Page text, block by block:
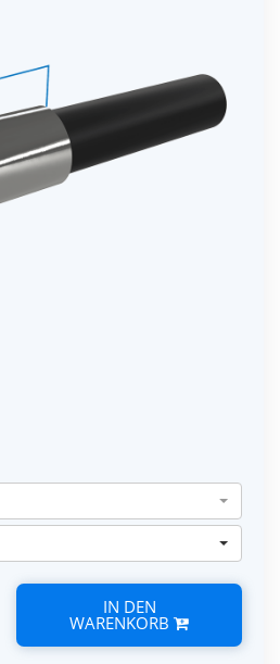
IN DEN
WARENKORB